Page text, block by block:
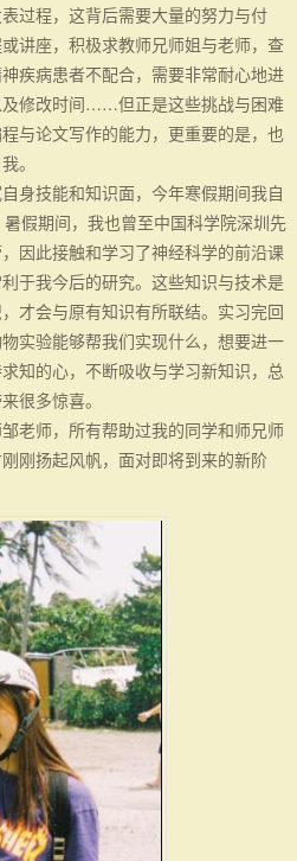
过程，这背后需要大量的努力与付
讲座，积极求教师兄师姐与老师，查
疾病患者不配合，需要非常耐心地进
及修改时间……但正是这些挑战与困难
与论文写作的能力，更重要的是，也
。
身技能和知识面，今年寒假期间我自
假期间，我也曾至中国科学院深圳先
因此接触和学习了神经科学的前沿课
于我今后的研究。这些知识与技术是
才会与原有知识有所联结。实习完回
实验能够帮我们实现什么，想要进一
知的心，不断吸收与学习新知识，总
很多惊喜。
老师，所有帮助过我的同学和师兄师
刚扬起风帆，面对即将到来的新阶